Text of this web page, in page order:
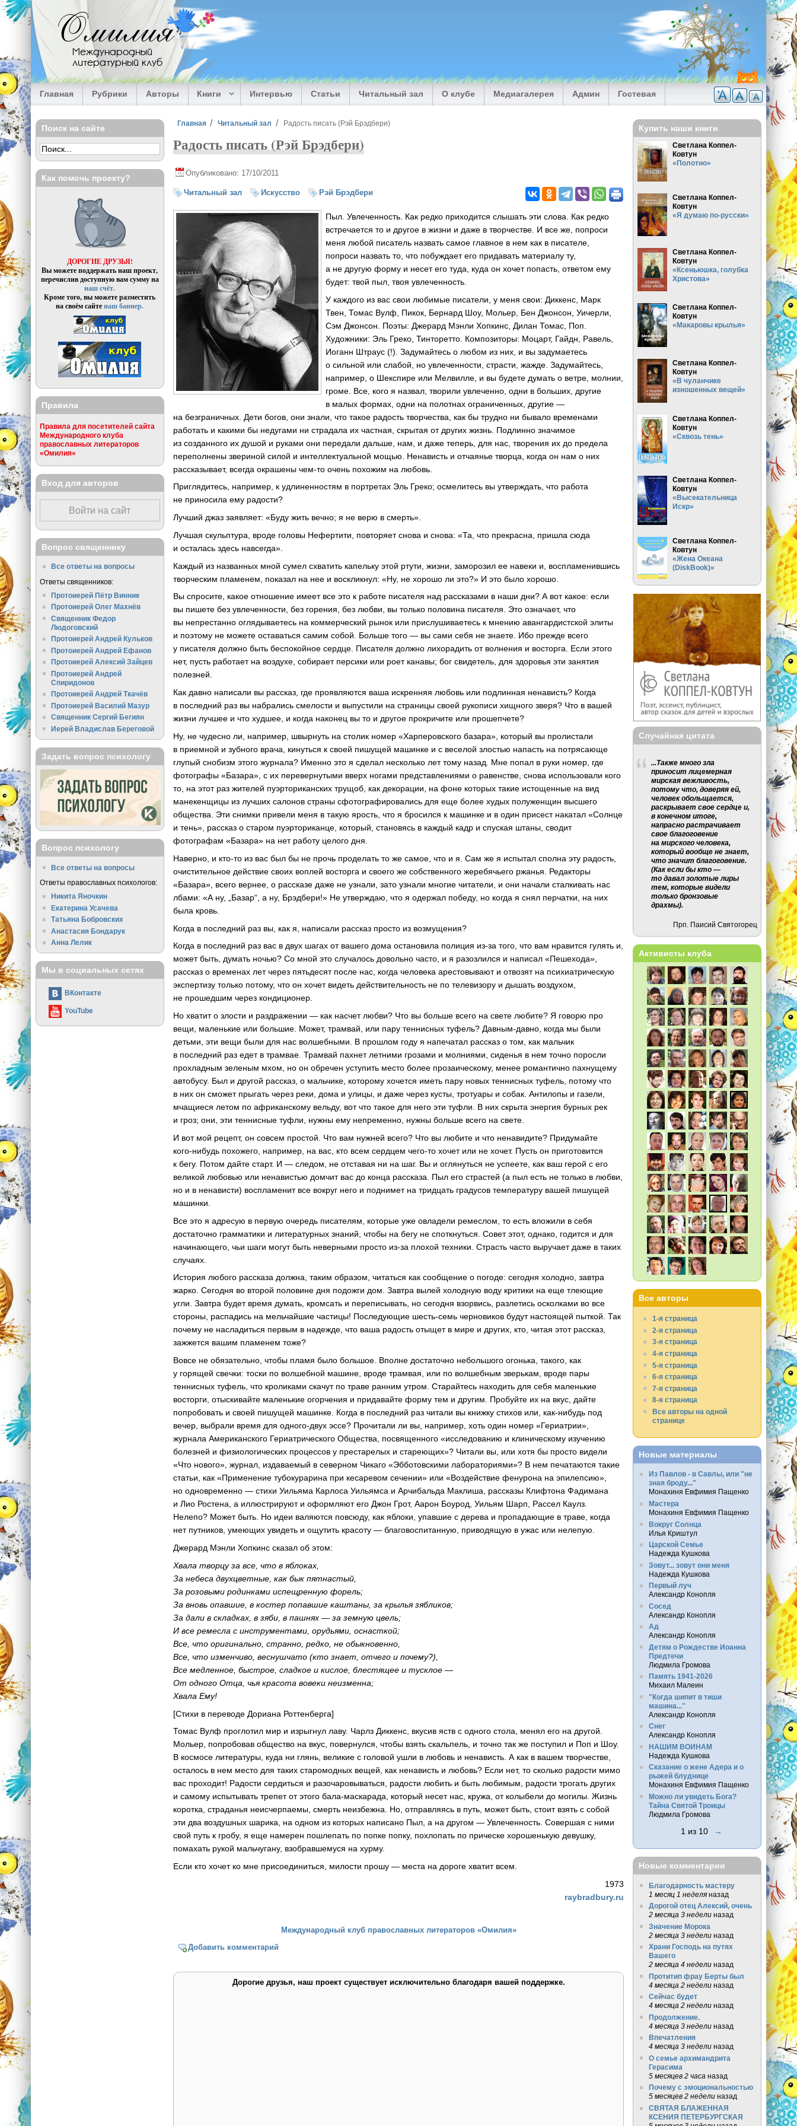
Перейти к основному содержанию
Омилия
Международный
литературный клуб
Главная Рубрики Авторы Книги Интервью Статьи Читальный зал О клубе Медиагалерея Админ Гостевая
Вы здесь
Главная Читальный зал Радость писать (Рэй Брэдбери)
Радость писать (Рэй Брэдбери)
Опубликовано: 17/10/2011
Читальный зал Искусство Рэй Брэдбери
Пыл. Увлеченность. Как редко приходится слышать эти слова. Как редко
встречается то и другое в жизни и даже в творчестве. И все же, попроси
меня любой писатель назвать самое главное в нем как в писателе,
попроси назвать то, что побуждает его придавать материалу ту,
а не другую форму и несет его туда, куда он хочет попасть, ответом ему
будет: твой пыл, твоя увлеченность.
У каждого из вас свои любимые писатели, у меня свои: Диккенс, Марк
Твен, Томас Вулф, Пикок, Бернард Шоу, Мольер, Бен Джонсон, Уичерли,
Сэм Джонсон. Поэты: Джерард Мэнли Хопкинс, Дилан Томас, Поп.
Художники: Эль Греко, Тинторетто. Композиторы: Моцарт, Гайдн, Равель,
Иоганн Штраус (!). Задумайтесь о любом из них, и вы задумаетесь
о сильной или слабой, но увлеченности, страсти, жажде. Задумайтесь,
например, о Шекспире или Мелвилле, и вы будете думать о ветре, молнии,
громе. Все, кого я назвал, творили увлеченно, одни в больших, другие
в малых формах, одни на полотнах ограниченных, другие —
на безграничных. Дети богов, они знали, что такое радость творчества, как бы трудно ни бывало временами
работать и какими бы недугами ни страдала их частная, скрытая от других жизнь. Подлинно значимое
из созданного их душой и руками они передали дальше, нам, и даже теперь, для нас, творения их до предела
переполнены звериной силой и интеллектуальной мощью. Ненависть и отчаянье творца, когда он нам о них
рассказывает, всегда окрашенычем-то очень похожим на любовь.
Приглядитесь, например, к удлиненностям в портретах Эль Греко; осмелитесь вы утверждать, что работа
не приносила ему радости?
Лучший джаз заявляет: «Буду жить вечно; я не верю в смерть».
Лучшая скульптура, вроде головы Нефертити, повторяет снова и снова: «Та, что прекрасна, пришла сюда
и осталась здесь навсегда».
Каждый из названных мной сумел схватить капельку этой ртути, жизни, заморозил ее навеки и, воспламенившись
творческим пламенем, показал на нее и воскликнул: «Ну, не хорошо ли это?» И это было хорошо.
Вы спросите, какое отношение имеет все это к работе писателя над рассказами в наши дни? А вот какое: если
вы пишете без увлеченности, без горения, без любви, вы только половина писателя. Это означает, что
вы непрестанно оглядываетесь на коммерческий рынок или прислушиваетесь к мнению авангардистской элиты
и поэтому не можете оставаться самим собой. Больше того — вы сами себя не знаете. Ибо прежде всего
у писателя должно быть беспокойное сердце. Писателя должно лихорадить от волнения и восторга. Если этого
нет, пусть работает на воздухе, собирает персики или роет канавы; бог свидетель, для здоровья эти занятия
полезней.
Как давно написали вы рассказ, где проявляются ваша искренняя любовь или подлинная ненависть? Когда
в последний раз вы набрались смелости и выпустили на страницы своей рукописи хищного зверя? Что в вашей
жизни лучшее и что худшее, и когда наконец вы то и другое прокричите или прошепчете?
Ну, не чудесно ли, например, швырнуть на столик номер «Харперовского базара», который вы пролистали
в приемной и зубного врача, кинуться к своей пишущей машинке и с веселой злостью напасть на потрясающе
глупый снобизм этого журнала? Именно это я сделал несколько лет тому назад. Мне попал в руки номер, где
фотографы «Базара», с их перевернутыми вверх ногами представлениями о равенстве, снова использовали кого
то, на этот раз жителей пуэрториканских трущоб, как декорации, на фоне которых такие истощенные на вид
манекенщицы из лучших салонов страны сфотографировались для еще более худых полуженщин высшего
общества. Эти снимки привели меня в такую ярость, что я бросился к машинке и в один присест накатал «Солнце
и тень», рассказ о старом пуэрториканце, который, становясь в каждый кадр и спуская штаны, сводит
фотографам «Базара» на нет работу целого дня.
Наверно, и кто-то из вас был бы не прочь проделать то же самое, что и я. Сам же я испытал сполна эту радость,
очистительное действие своих воплей восторга и своего же собственного жеребячьего ржанья. Редакторы
«Базара», всего вернее, о рассказе даже не узнали, зато узнали многие читатели, и они начали сталкивать нас
лбами: «А ну, „Базар“, а ну, Брэдбери!» Не утверждаю, что я одержал победу, но когда я снял перчатки, на них
была кровь.
Когда в последний раз вы, как я, написали рассказ просто из возмущения?
Когда в последний раз вас в двух шагах от вашего дома остановила полиция из-за того, что вам нравится гулять и,
может быть, думать ночью? Со мной это случалось довольно часто, и я разозлился и написал «Пешехода»,
рассказ о временах лет через пятьдесят после нас, когда человека арестовывают и отвозят на психиатрическую
экспертизу только потому, что он хочет видеть действительность не по телевизору и дышать воздухом,
не прошедшим через кондиционер.
Но хватит о злости и раздражении — как насчет любви? Что вы больше всего на свете любите? Я говорю про
вещи, маленькие или большие. Может, трамвай, или пару теннисных туфель? Давным-давно , когда мы были
детьми, эти вещи были для нас волшебными. В прошлом году я напечатал рассказ о том, как мальчик
в последний раз едет в трамвае. Трамвай пахнет летними грозами и молниями, сиденья в нем точно поросли
прохладным зеленым мхом, но он обречен уступить место более прозаическому, менее романтично пахнущему
автобусу. Был и другой рассказ, о мальчике, которому хочется иметь пару новых теннисных туфель, потому что
в них он сможет прыгать через реки, дома и улицы, и даже через кусты, тротуары и собак. Антилопы и газели,
мчащиеся летом по африканскому вельду, вот что такое для него эти туфли. В них скрыта энергия бурных рек
и гроз; они, эти теннисные туфли, нужны ему непременно, нужны больше всего на свете.
И вот мой рецепт, он совсем простой. Что вам нужней всего? Что вы любите и что ненавидите? Придумайте
кого-нибудь похожего, например, на вас, кто всем сердцемчего-то хочет или не хочет. Пусть он приготовится
к бегу. Потом дайте старт. И — следом, не отставая ни на шаг. Вы и оглянуться не успеете, как ваш герой с его
великой любовью или ненавистью домчит вас до конца рассказа. Пыл его страстей (а пыл есть не только в любви,
но и в ненависти) воспламенит все вокруг него и поднимет на тридцать градусов температуру вашей пишущей
машинки.
Все это я адресую в первую очередь писателям, которые уже овладели ремеслом, то есть вложили в себя
достаточно грамматики и литературных знаний, чтобы на бегу не споткнуться. Совет этот, однако, годится и для
начинающего, чьи шаги могут быть неверными просто из-за плохой техники. Страсть часто выручает даже в таких
случаях.
История любого рассказа должна, таким образом, читаться как сообщение о погоде: сегодня холодно, завтра
жарко. Сегодня во второй половине дня подожги дом. Завтра вылей холодную воду критики на еще тлеющие
угли. Завтра будет время думать, кромсать и переписывать, но сегодня взорвись, разлетись осколками во все
стороны, распадись на мельчайшие частицы! Последующие шесть-семь черновиков будут настоящей пыткой. Так
почему не насладиться первым в надежде, что ваша радость отыщет в мире и других, кто, читая этот рассказ,
зажжется вашим пламенем тоже?
Вовсе не обязательно, чтобы пламя было большое. Вполне достаточно небольшого огонька, такого, как
у горящей свечки: тоски по волшебной машине, вроде трамвая, или по волшебным зверькам, вроде пары
теннисных туфель, что кроликами скачут по траве ранним утром. Старайтесь находить для себя маленькие
восторги, отыскивайте маленькие огорчения и придавайте форму тем и другим. Пробуйте их на вкус, дайте
попробовать и своей пишущей машинке. Когда в последний раз читали вы книжку стихов или, как-нибудь под
вечер, выбрали время дляодного-двух эссе? Прочитали ли вы, например, хоть один номер «Гериатрии»,
журнала Американского Гериатрического Общества, посвященного «исследованию и клиническому изучению
болезней и физиологических процессов у престарелых и стареющих»? Читали вы, или хотя бы просто видели
«Что нового», журнал, издаваемый в северном Чикаго «Эбботовскими лабораториями»? В нем печатаются такие
статьи, как «Применение тубокурарина при кесаревом сечении» или «Воздействие фенурона на эпилепсию»,
но одновременно — стихи Уильяма Карлоса Уильямса и Арчибальда Маклиша, рассказы Клифтона Фадимана
и Лио Ростена, а иллюстрируют и оформляют его Джон Грот, Аарон Боурод, Уильям Шарп, Рассел Каулз.
Нелепо? Может быть. Но идеи валяются повсюду, как яблоки, упавшие с дерева и пропадающие в траве, когда
нет путников, умеющих увидеть и ощутить красоту — благовоспитанную, приводящую в ужас или нелепую.
Джерард Мэнли Хопкинс сказал об этом:
Хвала творцу за все, что в яблоках,
За небеса двухцветные, как бык пятнастый,
За розовыми родинками испещренную форель;
За вновь опавшие, в костер попавшие каштаны, за крылья зябликов;
За дали в складках, в зяби, в пашнях — за земную цвель;
И все ремесла с инструментами, орудьями, оснасткой;
Все, что оригинально, странно, редко, не обыкновенно,
Все, что изменчиво, веснушчато (кто знает, отчего и почему?),
Все медленное, быстрое, сладкое и кислое, блестящее и тусклое —
От одного Отца, чья красота вовеки неизменна;
Хвала Ему!
[Стихи в переводе Дориана Роттенберга]
Томас Вулф проглотил мир и изрыгнул лаву. Чарлз Диккенс, вкусив яств с одного стола, менял его на другой.
Мольер, попробовав общество на вкус, повернулся, чтобы взять скальпель, и точно так же поступил и Поп и Шоу.
В космосе литературы, куда ни глянь, великие с головой ушли в любовь и ненависть. А как в вашем творчестве,
осталось в нем место для таких старомодных вещей, как ненависть и любовь? Если нет, то сколько радости мимо
вас проходит! Радости сердиться и разочаровываться, радости любить и быть любимым, радости трогать других
и самому испытывать трепет от этогобала-маскарада, который несет нас, кружа, от колыбели до могилы. Жизнь
коротка, страданья неисчерпаемы, смерть неизбежна. Но, отправляясь в путь, может быть, стоит взять с собой
эти два воздушных шарика, на одном из которых написано Пыл, а на другом — Увлеченность. Совершая с ними
свой путь к гробу, я еще намерен пошлепать по попке попку, похлопать по прическе хорошенькую девушку,
помахать рукой мальчугану, взобравшемуся на хурму.
Если кто хочет ко мне присоединиться, милости прошу — места на дороге хватит всем.
1973
raybradbury.ru
Международный клуб православных литераторов «Омилия»
Добавить комментарий
Дорогие друзья, наш проект существует исключительно благодаря вашей поддержке.
Поиск на сайте
Как помочь проекту?
ДОРОГИЕ ДРУЗЬЯ!
Вы можете поддержать наш проект,
перечислив доступную вам сумму на
наш счёт.
Кроме того, вы можете разместить
на своём сайтенаш баннер.
Правила
Правила для посетителей сайта
Международного клуба
православных литераторов
«Омилия»
Вход для авторов
Войти на сайт
Вопрос священнику
Все ответы на вопросы
Ответы священников:
Протоиерей Пётр Винник
Протоиерей Олег Махнёв
Священник Федор
Людоговский
Протоиерей Андрей Кульков
Протоиерей Андрей Ефанов
Протоиерей Алексий Зайцев
Протоиерей Андрей
Спиридонов
Протоиерей Андрей Ткачёв
Протоиерей Василий Мазур
Священник Сергий Бегиян
Иерей Владислав Береговой
Задать вопрос психологу
Вопрос психологу
Все ответы на вопросы
Ответы православных психологов:
Никита Яночкин
Екатерина Усачева
Татьяна Бобровских
Анастасия Бондарук
Анна Лелик
Мы в социальных сетях
ВКонтакте
YouTube
Купить наши книги
Светлана Коппел-
Ковтун
«Полотно»
Светлана Коппел-
Ковтун
«Я думаю по-русски»
Светлана Коппел-
Ковтун
«Ксеньюшка, голубка
Христова»
Светлана Коппел-
Ковтун
«Макаровы крылья»
Светлана Коппел-
Ковтун
«В чуланчике
изношенных вещей»
Светлана Коппел-
Ковтун
«Сквозь тень»
Светлана Коппел-
Ковтун
«Высекательница
Искр»
Светлана Коппел-
Ковтун
«Жена Океана
(DiskBook)»
Случайная цитата
...Также много зла
приносит лицемерная
мирская вежливость,
потому что, доверяя ей,
человек обольщается,
раскрывает свое сердце и,
в конечном итоге,
напрасно растрачивает
свое благоговение
на мирского человека,
который вообще не знает,
что значит благоговение.
(Как если бы кто —
то давал золотые лиры
тем, которые видели
только бронзовые
драхмы).
Прп. Паисий Святогорец
Активисты клуба
Все авторы
1-я страница
2-я страница
3-я страница
4-я страница
5-я страница
6-я страница
7-я страница
8-я страница
Все авторы на одной
странице
Новые материалы
Из Павлов - в Савлы, или "не
зная броду..."
Монахиня Евфимия Пащенко
Мастера
Монахиня Евфимия Пащенко
Вокруг Солнца
Илья Криштул
Царской Семье
Надежда Кушкова
Зовут... зовут они меня
Надежда Кушкова
Первый луч
Александр Конопля
Сосед
Александр Конопля
Ад
Александр Конопля
Детям о Рождестве Иоанна
Предтечи
Людмила Громова
Память 1941-2026
Михаил Малеин
"Когда шипит в тиши
машина..."
Александр Конопля
Снег
Александр Конопля
НАШИМ ВОИНАМ
Надежда Кушкова
Сказание о жене Адера и о
рыжей блуднице
Монахиня Евфимия Пащенко
Можно ли увидеть Бога?
Тайна Святой Троицы
Людмила Громова
1 из 10 →
Новые комментарии
Благодарность мастеру
1 месяц 1 неделяназад
Дорогой отец Алексий, очень
2 месяца 3 неделиназад
Значение Морока
2 месяца 3 неделиназад
Храни Господь на путях
Вашего
2 месяца 4 неделиназад
Протитип фрау Берты был
4 месяца 2 неделиназад
Сейчас будет
4 месяца 2 неделиназад
Продолжение.
4 месяца 3 неделиназад
Впечатления
4 месяца 3 неделиназад
О семье архимандрита
Герасима
5 месяцев 2 часа назад
Почему с эмоциональностью
5 месяцев 2 неделиназад
СВЯТАЯ БЛАЖЕННАЯ
КСЕНИЯ ПЕТЕРБУРГСКАЯ